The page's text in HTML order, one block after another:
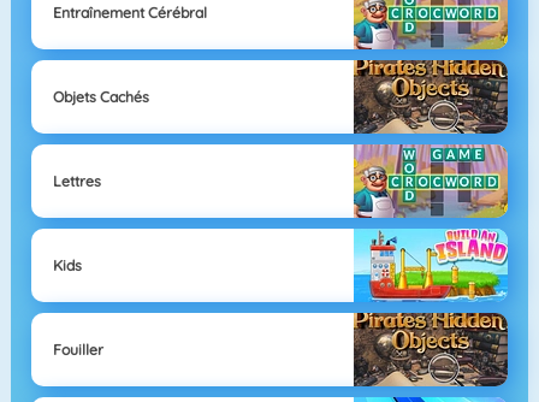
Entraînement Cérébral
Objets Cachés
Lettres
Kids
Fouiller